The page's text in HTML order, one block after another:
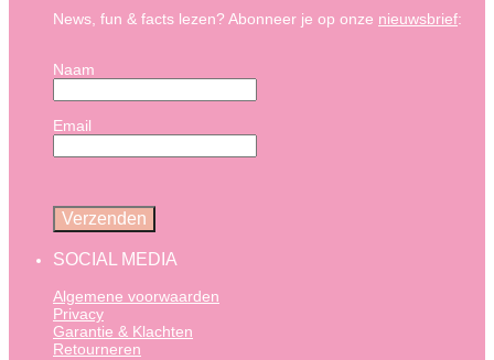
News, fun & facts lezen? Abonneer je op onze nieuwsbrief:
Naam
Email
SOCIAL MEDIA
Algemene voorwaarden
Privacy
Garantie & Klachten
Retourneren